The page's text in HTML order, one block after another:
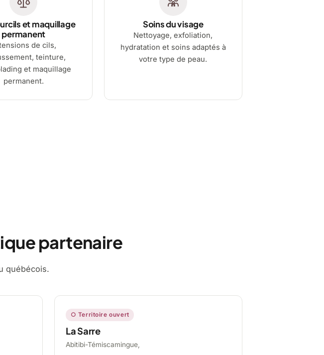
et maquillage
permanent
de cils,
teinture,
et maquillage
permanent.
Soins du visage
Nettoyage, exfoliation,
hydratation et soins adaptés à
votre type de peau.
partenaire
québécois.
○ Territoire ouvert
La Sarre
Abitibi-Témiscamingue,